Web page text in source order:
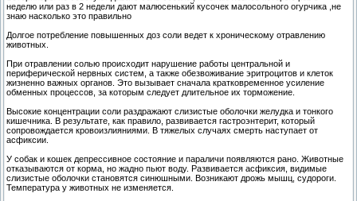
неделю или раз в 2 недели дают малюсенький кусочек малосольного огурчика ,не
знаю насколько это правильно
Долгое потребление повышенных доз соли ведет к хроническому отравлению
животных.
При отравлении солью происходит нарушение работы центральной и
периферической нервных систем, а также обезвоживание эритроцитов и клеток
жизненно важных органов. Это вызывает сначала кратковременное усиление
обменных процессов, за которым следует длительное их торможение.
Высокие концентрации соли раздражают слизистые оболочки желудка и тонкого
кишечника. В результате, как правило, развивается гастроэнтерит, который
сопровождается кровоизлияниями. В тяжелых случаях смерть наступает от
асфиксии.
У собак и кошек депрессивное состояние и параличи появляются рано. Животные
отказываются от корма, но жадно пьют воду. Развивается асфиксия, видимые
слизистые оболочки становятся синюшными. Возникают дрожь мышц, судороги.
Температура у животных не изменяется.